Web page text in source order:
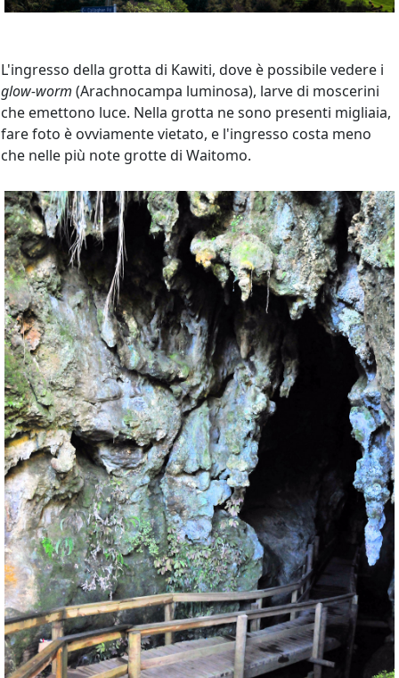
L'ingresso della grotta di Kawiti, dove è possibile vedere i
glow-worm (Arachnocampa luminosa), larve di moscerini
che emettono luce. Nella grotta ne sono presenti migliaia,
fare foto è ovviamente vietato, e l'ingresso costa meno
che nelle più note grotte di Waitomo.